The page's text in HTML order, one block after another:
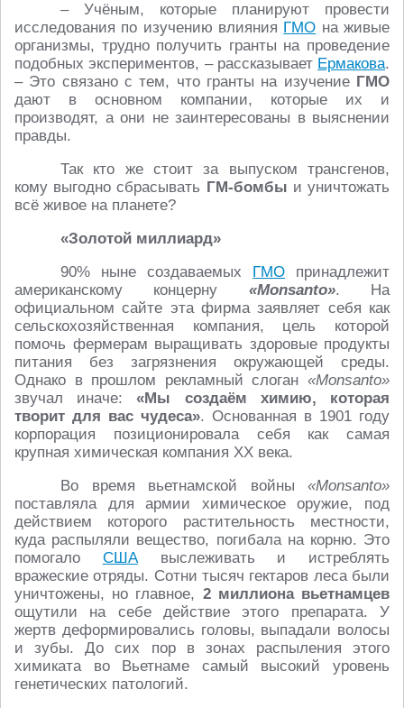
– Учёным, которые планируют провести
исследования по изучению влияния ГМО на живые
организмы, трудно получить гранты на проведение
подобных экспериментов, – рассказывает Ермакова.
– Это связано с тем, что гранты на изучение ГМО
дают в основном компании, которые их и
производят, а они не заинтересованы в выяснении
правды.
Так кто же стоит за выпуском трансгенов,
кому выгодно сбрасывать ГМ-бомбы и уничтожать
всё живое на планете?
«Золотой миллиард»
90% ныне создаваемых ГМО принадлежит
американскому концерну «Monsanto». На
официальном сайте эта фирма заявляет себя как
сельскохозяйственная компания, цель которой
помочь фермерам выращивать здоровые продукты
питания без загрязнения окружающей среды.
Однако в прошлом рекламный слоган «Monsanto»
звучал иначе:«Мы создаём химию, которая
творит для вас чудеса». Основанная в 1901 году
корпорация позиционировала себя как самая
крупная химическая компания XX века.
Во время вьетнамской войны «Monsanto»
поставляла для армии химическое оружие, под
действием которого растительность местности,
куда распыляли вещество, погибала на корню. Это
помогало СШАвыслеживать и истреблять
вражеские отряды. Сотни тысяч гектаров леса были
уничтожены, но главное, 2 миллиона вьетнамцев
ощутили на себе действие этого препарата. У
жертв деформировались головы, выпадали волосы
и зубы. До сих пор в зонах распыления этого
химиката во Вьетнаме самый высокий уровень
генетических патологий.